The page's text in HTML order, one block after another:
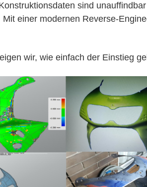
sind
einer modernen Reverse-
wir, wie einfach der Einstieg